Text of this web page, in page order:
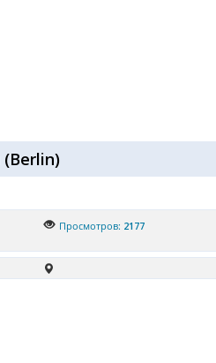
(Berlin)
Просмотров: 2177